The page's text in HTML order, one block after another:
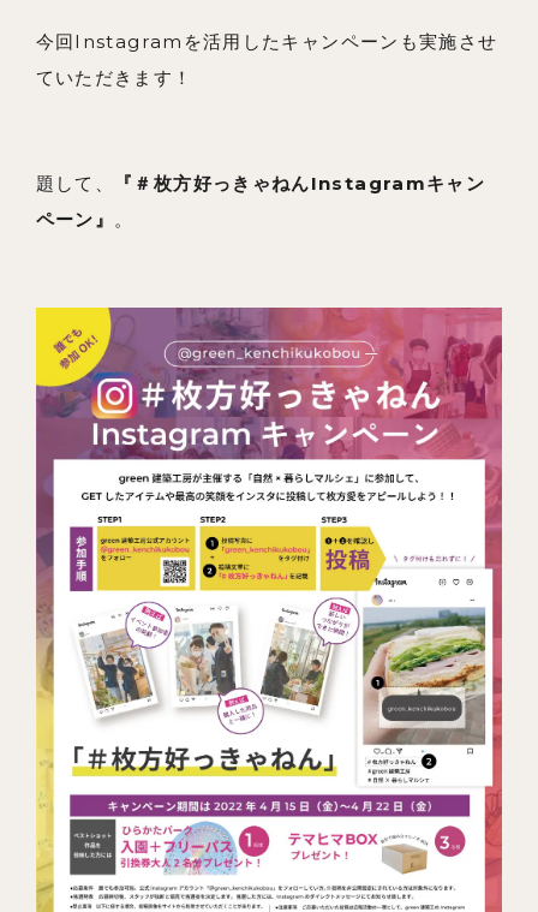
今回Instagramを活用したキャンペーンも実施させ
ていただきます！
題して、
『＃枚方好っきゃねんInstagramキャン
ペーン』 。